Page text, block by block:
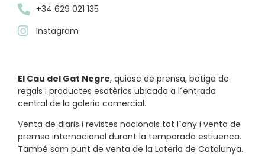
+34 629 021 135
Instagram
El Cau del Gat Negre, quiosc de prensa, botiga de
regals i productes esotèrics ubicada a l´entrada
central de la galeria comercial.
Venta de diaris i revistes nacionals tot l´any i venta de
premsa internacional durant la temporada estiuenca.
També som punt de venta de la Loteria de Catalunya.